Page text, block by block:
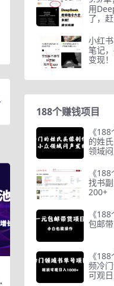
用
了，
小红
笔记
变现！
188个赚钱项目
《
的姓
领域
《
找书
200+
《
包邮
《
频冷
可观